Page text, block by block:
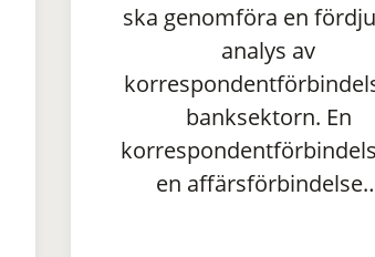
ska genomföra en
analys av
banksektorn. En
en